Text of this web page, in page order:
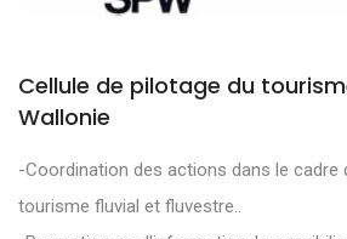
Cellule de pilotage du
Wallonie
-Coordination des actions dans le cadre
tourisme fluvial et fluvestre..